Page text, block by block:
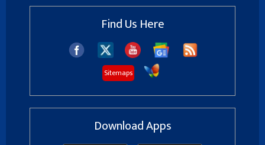
Find Us Here
Sitemaps
Download Apps